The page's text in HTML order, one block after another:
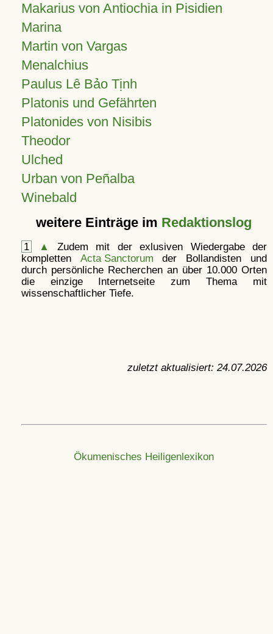
Makarius von Antiochia in Pisidien
Marina
Martin von Vargas
Menalchius
Paulus Lê Bảo Tịnh
Platonis und Gefährten
Platonides von Nisibis
Theodor
Ulched
Urban von Peñalba
Winebald
weitere Einträge im Redaktionslog
1 ▲
Zudem mit der exlusiven Wiedergabe der
kompletten Acta Sanctorum der Bollandisten und
durch persönliche Recherchen an über 10.000 Orten
die einzige Internetseite zum Thema mit
wissenschaftlicher Tiefe.
zuletzt aktualisiert: 24.07.2026
Ökumenisches Heiligenlexikon